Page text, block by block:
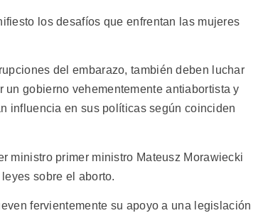
los desafíos que enfrentan las mujeres
del embarazo, también deben luchar
gobierno vehementemente antiabortista y
influencia en sus políticas según coinciden
ministro primer ministro Mateusz Morawiecki
sobre el aborto.
fervientemente su apoyo a una legislación